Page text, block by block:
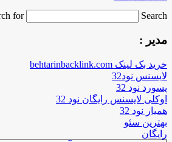
for
Search …
مدیر :
خرید بک لینک behtarinbacklink.com
لایسنس نود32
پسورد نود 32
اوکلی لایسنس رایگان نود 32
همیار نود 32
بهترین سئو
رایگان